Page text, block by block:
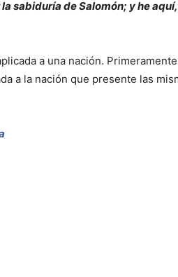
sabiduría de Salomón; y he
a una nación.
a la nación que presente las